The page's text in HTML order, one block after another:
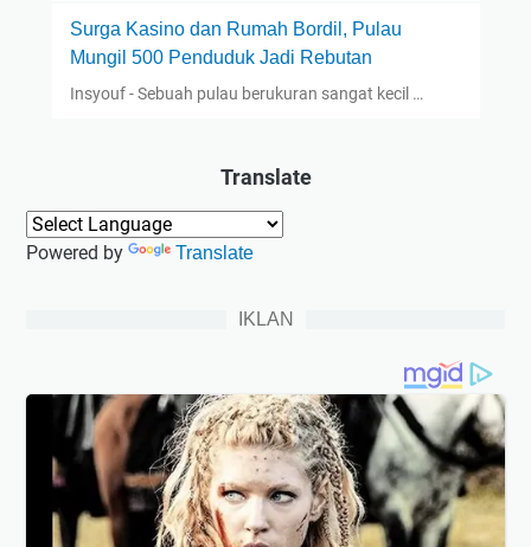
Surga Kasino dan Rumah Bordil, Pulau
Mungil 500 Penduduk Jadi Rebutan
Insyouf - Sebuah pulau berukuran sangat kecil …
Translate
Powered by Translate
IKLAN